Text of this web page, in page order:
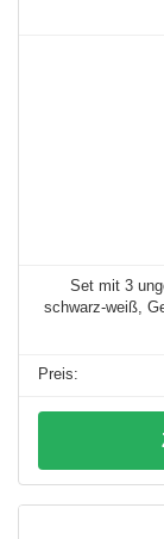
Set mit 3
schwarz-weiß,